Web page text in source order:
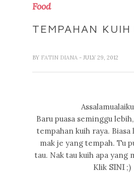
Food
TEMPAHAN KUIH
BY FATIN DIANA - JULY 29, 2012
Baru puasa seminggu
tempahan kuih raya. Biasa
mak je yang tempah. Tu
tau. Nak tau kuih apa yang
Klik SINI;)